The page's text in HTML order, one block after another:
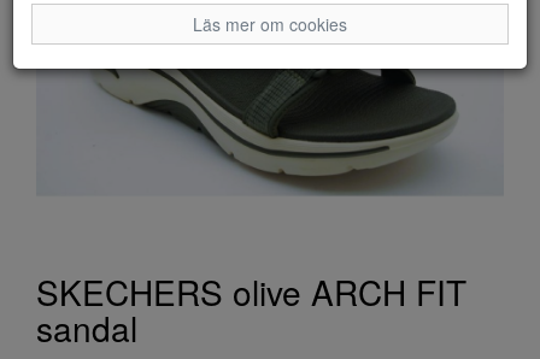
SKECHERS olive ARCH FIT
sandal
Läs mer om cookies